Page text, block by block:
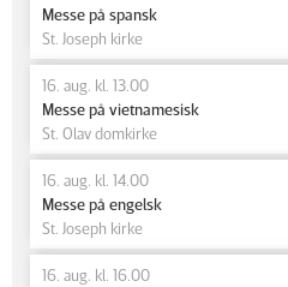
Messe på spansk
St. Joseph kirke
16. aug. kl. 13.00
Messe på vietnamesisk
St. Olav domkirke
16. aug. kl. 14.00
Messe på engelsk
St. Joseph kirke
16. aug. kl. 16.00